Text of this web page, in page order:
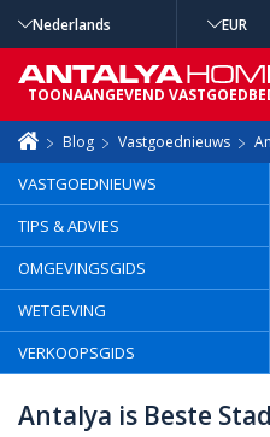
Blog Vastgoednieuws
VASTGOEDNIEUWS
TIPS & ADVIES
OMGEVINGSGIDS
WETGEVING
VERKOOPSGIDS
Antalya is Beste
Nederlands EUR
TOONAANGEVEND
GEAVANCEERD
ZOEKEN